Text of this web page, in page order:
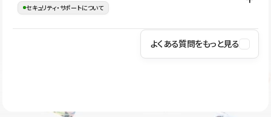
す。
の暗号化、データ保護、アクセス管理、脆弱性対策など、複数の観
はSSL/TLSによる通信暗号化に対応しており、悪質なスクリプトの
セキュリティ・サポートについて
操作方法や機能については、ヘルプセンターでご確認いただけま
ユーザー同士で質問・相談できるコミュニティもご利用ください。
よくある質問をもっと見る